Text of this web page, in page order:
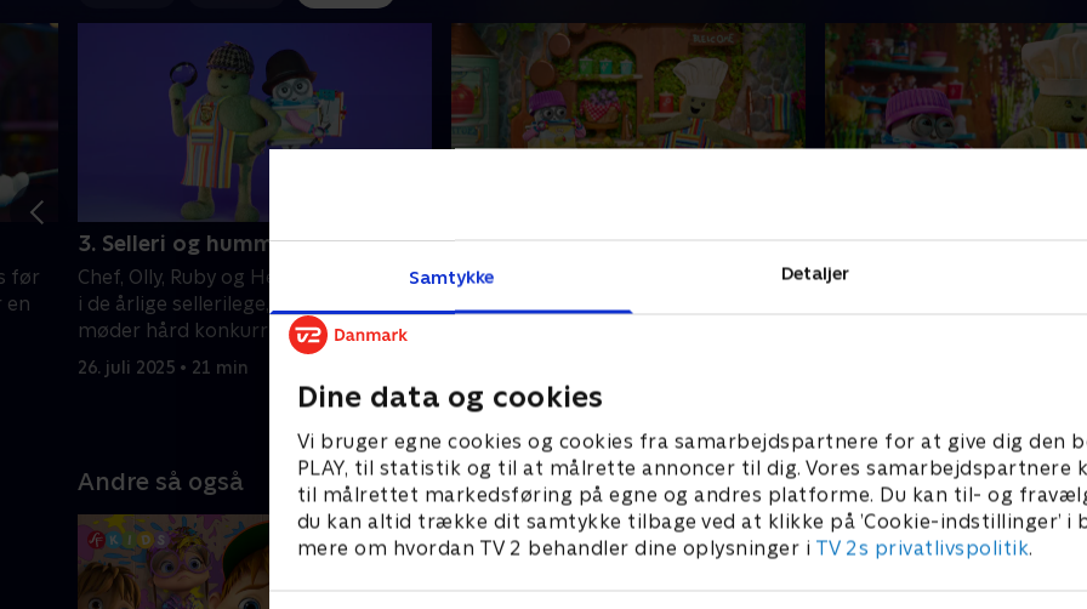
Samtykke Detaljer
Dine data og cookies
Vi bruger egne cookies og cookies fra samarbejdspartnere for at give dig den
PLAY, til statistik og til at målrette annoncer til dig. Vores samarbejdspartnere
til målrettet markedsføring på egne og andres platforme. Du kan til- og
du kan altid trække dit samtykke tilbage ved at klikke på ’Cookie-indstillinger’ i
mere om hvordan TV 2 behandler dine oplysninger i TV 2s privatlivspolitik.
før
en
3. Selleri og hummus
Chef, Olly, Ruby og Henry konkurrerer
i de årlige sellerilege, men Chef
møder hård konkurrence i år.
26. juli 2025 • 21 min
4. Chili og majsbrød
Minikokken betror Olly sin
superspecielle majsbrødspande, men
Chef og Olly lover Bonzo, at
Andre så også